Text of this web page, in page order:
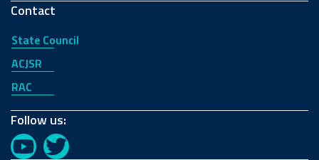
Contact
State Council
ACJSR
RAC
Follow us:
YouTubeTwitter